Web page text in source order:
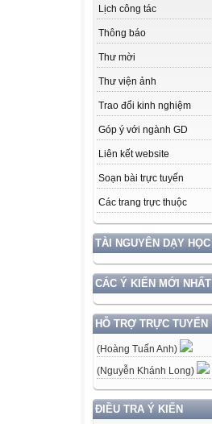
Lịch công tác
Thông báo
Thư mời
Thư viện ảnh
Trao đổi kinh nghiệm
Góp ý với ngành GD
Liên kết website
Soạn bài trực tuyến
Các trang trực thuộc
TÀI NGUYÊN DẠY HỌC
CÁC Ý KIẾN MỚI NHẤT
HỖ TRỢ TRỰC TUYẾN
(Hoàng Tuấn Anh)
(Nguyễn Khánh Long)
ĐIỀU TRA Ý KIẾN